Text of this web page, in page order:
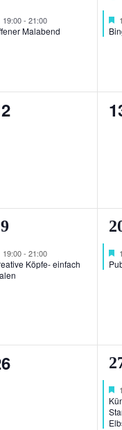
Hervorgehoben
19:00- 21:00
Malabend
0
Hervorgehoben
19:00- 21:00
Köpfe- einfach
1
1